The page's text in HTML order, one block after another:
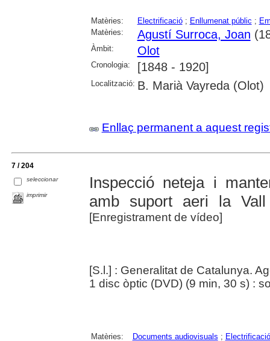
Matèries: Electrificació; Enllumenat públic ;
Matèries:
Agustí Surroca, Joan
Àmbit: Olot
Cronologia: [1848 - 1920]
Localització: B. Marià Vayreda (Olot)
Enllaç permanent a aquest
7 / 204
seleccionar
imprimir
Inspecció neteja i
amb suport aeri la
[Enregistrament de vídeo]
[S.l.] : Generalitat de Catalunya.
1 disc òptic (DVD) (9 min, 30 s) :
Matèries: Documents audiovisuals ; Electrificació